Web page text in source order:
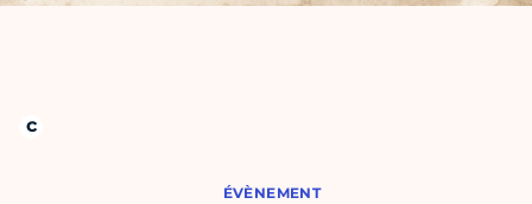
ÉVÈNEMENT